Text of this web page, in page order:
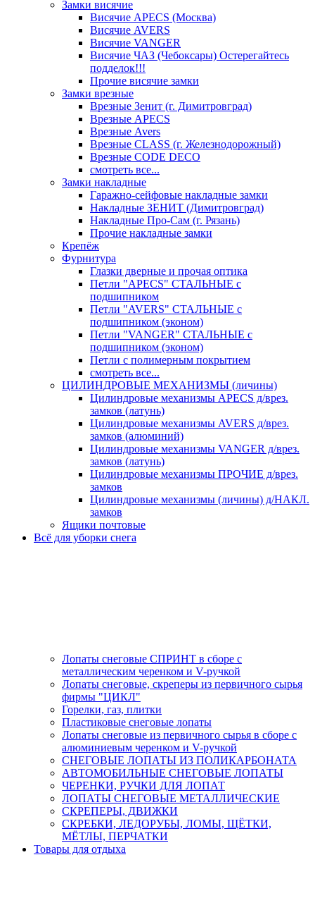
Замки висячие
Висячие APECS (Москва)
Висячие AVERS
Висячие VANGER
Висячие ЧАЗ (Чебоксары) Остерегайтесь
подделок!!!
Прочие висячие замки
Замки врезные
Врезные Зенит (г. Димитровград)
Врезные APECS
Врезные Avers
Врезные CLASS (г. Железнодорожный)
Врезные CODE DECO
смотреть все...
Замки накладные
Гаражно-сейфовые накладные замки
Накладные ЗЕНИТ (Димитровград)
Накладные Про-Сам (г. Рязань)
Прочие накладные замки
Крепёж
Фурнитура
Глазки дверные и прочая оптика
Петли "APECS" СТАЛЬНЫЕ с
подшипником
Петли "AVERS" СТАЛЬНЫЕ с
подшипником (эконом)
Петли "VANGER" СТАЛЬНЫЕ с
подшипником (эконом)
Петли с полимерным покрытием
смотреть все...
ЦИЛИНДРОВЫЕ МЕХАНИЗМЫ (личины)
Цилиндровые механизмы APECS д/врез.
замков (латунь)
Цилиндровые механизмы AVERS д/врез.
замков (алюминий)
Цилиндровые механизмы VANGER д/врез.
замков (латунь)
Цилиндровые механизмы ПРОЧИЕ д/врез.
замков
Цилиндровые механизмы (личины) д/НАКЛ.
замков
Ящики почтовые
Всё для уборки снега
Лопаты снеговые СПРИНТ в сборе с
металлическим черенком и V-ручкой
Лопаты снеговые, скреперы из первичного сырья
фирмы "ЦИКЛ"
Горелки, газ, плитки
Пластиковые снеговые лопаты
Лопаты снеговые из первичного сырья в сборе с
алюминиевым черенком и V-ручкой
СНЕГОВЫЕ ЛОПАТЫ ИЗ ПОЛИКАРБОНАТА
АВТОМОБИЛЬНЫЕ СНЕГОВЫЕ ЛОПАТЫ
ЧЕРЕНКИ, РУЧКИ ДЛЯ ЛОПАТ
ЛОПАТЫ СНЕГОВЫЕ МЕТАЛЛИЧЕСКИЕ
СКРЕПЕРЫ, ДВИЖКИ
СКРЕБКИ, ЛЕДОРУБЫ, ЛОМЫ, ЩЁТКИ,
МЁТЛЫ, ПЕРЧАТКИ
Товары для отдыха